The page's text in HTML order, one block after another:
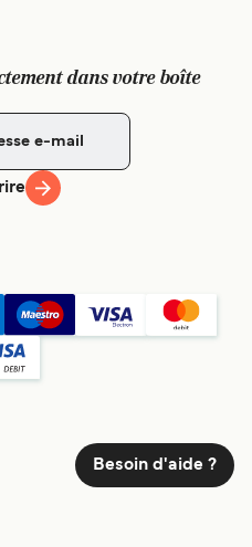
dans votre boîte
Besoin d'aide ?